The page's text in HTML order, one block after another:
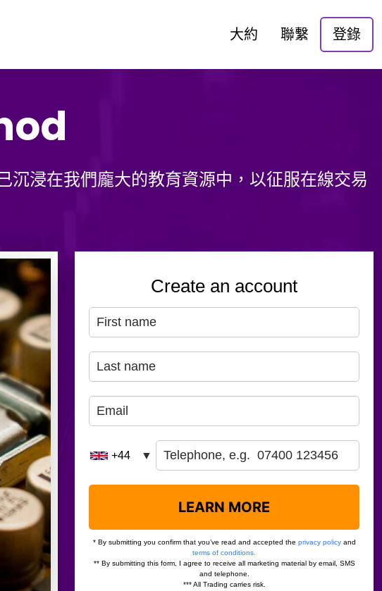
大約 聯繫 登錄
浸在我們龐大的教育資源中，以征服在線交易